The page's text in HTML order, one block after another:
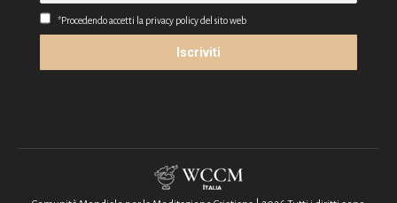
*Procedendo accetti la privacy policy del sito web